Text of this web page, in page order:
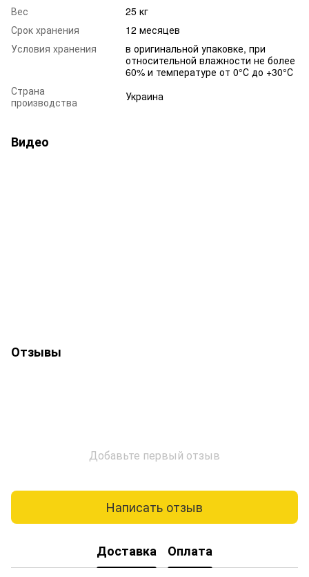
Вес
25 кг
Срок хранения
12 месяцев
Условия хранения
в оригинальной упаковке, при
относительной влажности не более
60% и температуре от 0°С до +30°С
Страна
производства
Украина
Видео
Отзывы
Добавьте первый отзыв
Написать отзыв
Доставка Оплата